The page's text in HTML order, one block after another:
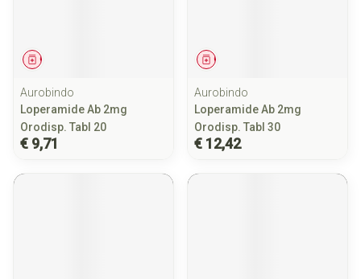
Geneesmiddel
Aurobindo
Loperamide Ab 2mg
Orodisp. Tabl 20
€ 9,71
Geneesmiddel
Aurobindo
Loperamide Ab 2mg
Orodisp. Tabl 30
€ 12,42